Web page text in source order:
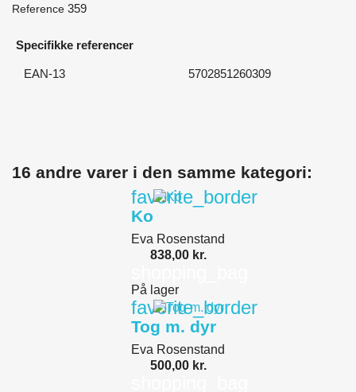
Reference 359
Specifikke referencer
EAN-13 5702851260309
16 andre varer i den samme kategori:
favorite_border
Ko
Eva Rosenstand
838,00 kr.
På lager
favorite_border
Tog m. dyr
Eva Rosenstand
500,00 kr.